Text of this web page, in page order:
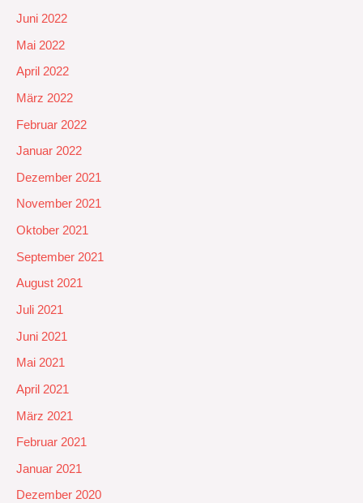
Juni 2022
Mai 2022
April 2022
März 2022
Februar 2022
Januar 2022
Dezember 2021
November 2021
Oktober 2021
September 2021
August 2021
Juli 2021
Juni 2021
Mai 2021
April 2021
März 2021
Februar 2021
Januar 2021
Dezember 2020